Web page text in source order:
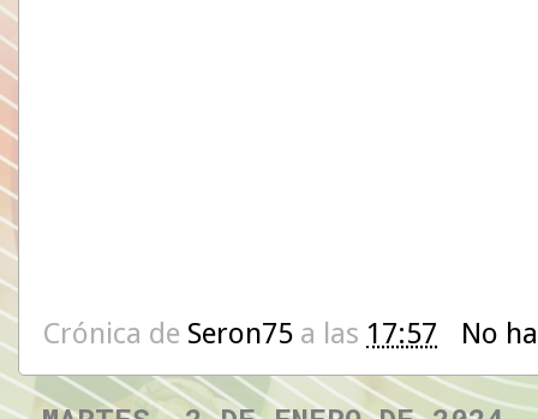
Crónica de Seron75 a las 17:57 No